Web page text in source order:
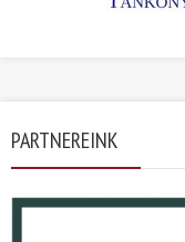
PARTNEREINK